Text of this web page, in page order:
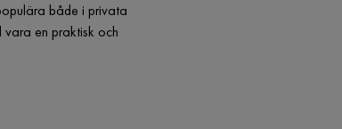
både i privata
en praktisk och